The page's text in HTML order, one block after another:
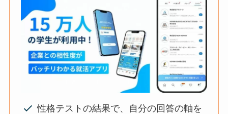
性格テストの結果で、自分の回答の軸を